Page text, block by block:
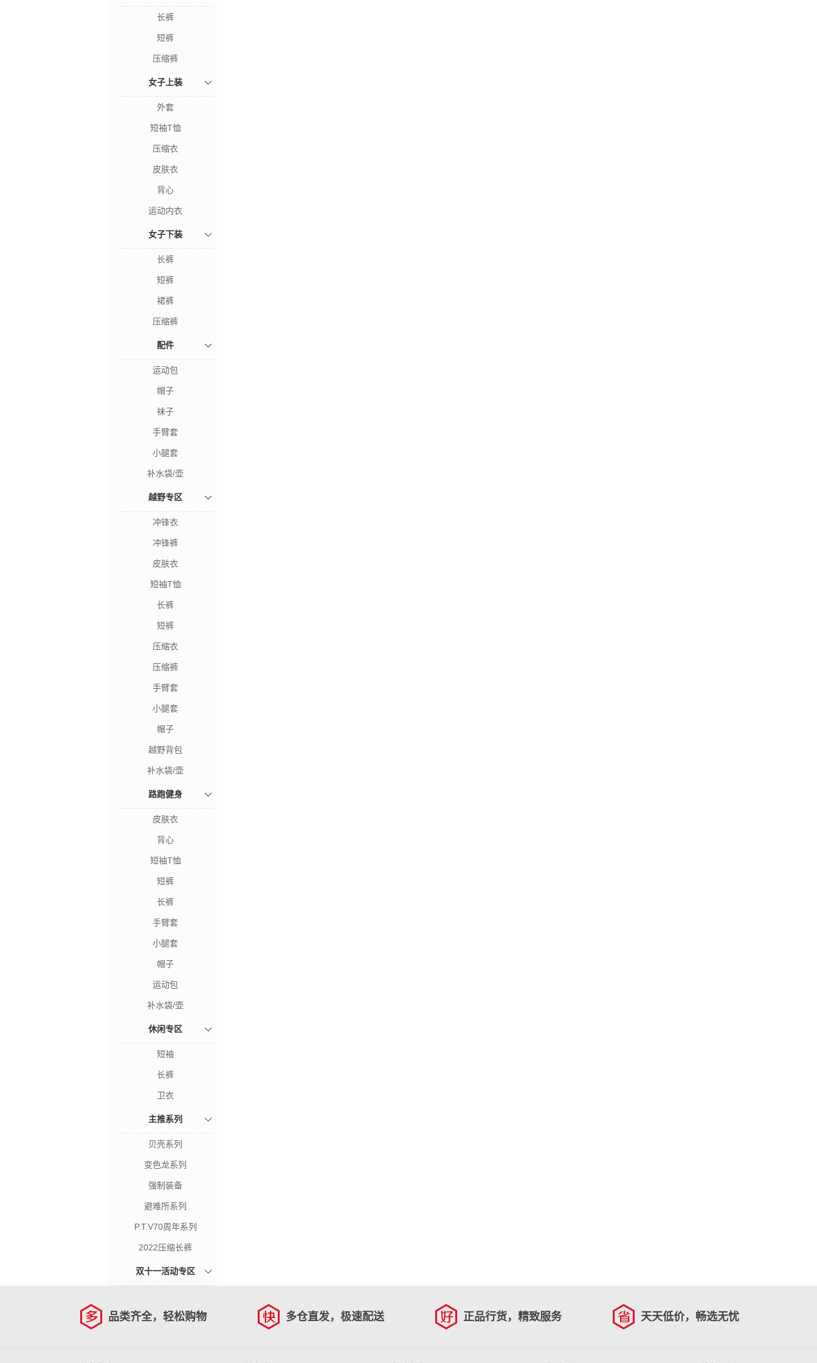
长裤
短裤
压缩裤
女子上装
外套
短袖T恤
压缩衣
皮肤衣
背心
运动内衣
女子下装
长裤
短裤
裙裤
压缩裤
配件
运动包
帽子
袜子
手臂套
小腿套
补水袋/壶
越野专区
冲锋衣
冲锋裤
皮肤衣
短袖T恤
长裤
短裤
压缩衣
压缩裤
手臂套
小腿套
帽子
越野背包
补水袋/壶
路跑健身
皮肤衣
背心
短袖T恤
短裤
长裤
手臂套
小腿套
帽子
运动包
补水袋/壶
休闲专区
短袖
长裤
卫衣
主推系列
贝壳系列
变色龙系列
强制装备
避难所系列
P.T.V70周年系列
2022压缩长裤
双十一活动专区
品类齐全，轻松购物 多仓直发，极速配送 正品行货，精致服务 天天低价，畅选无忧